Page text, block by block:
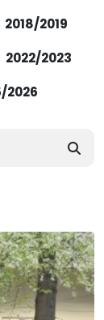
2018/2019
2022/2023
2026